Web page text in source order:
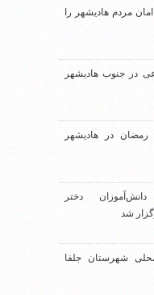
مردم هادیشهر را
در جنوب هادیشهر
در هادیشهر
دختر
شد
شهرستان جلفا